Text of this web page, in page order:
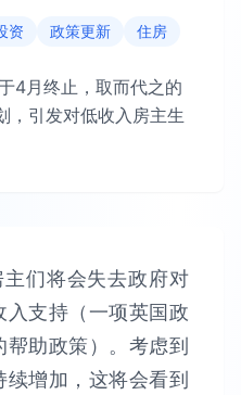
资 政策更新 住房
4月终止，取而代之的
，引发对低收入房主生
们将会失去政府对
支持（一项英国政
助政策）。考虑到
增加，这将会看到